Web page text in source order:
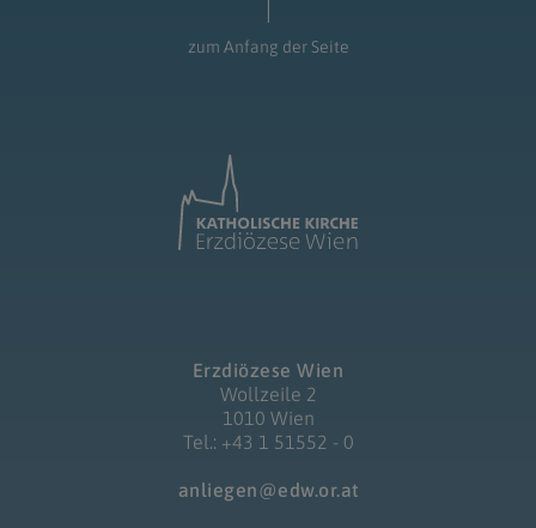
zum Anfang der Seite
Erzdiözese Wien
Wollzeile 2
1010 Wien
Tel.: +43 1 51552 - 0
anliegen@edw.or.at